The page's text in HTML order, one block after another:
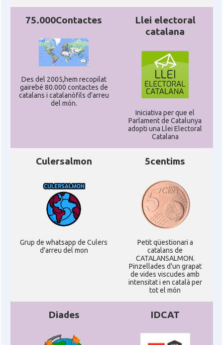
Consolat Consolat general a San Francisco
Consolat general a Washington
Ambaixada
Ambaixada espanyola a Estats Units
* + ambaixades i consolats
75.000Contactes
Des del 2005,hem recopilat
gairebé 80.000 contactes de
catalans i catalanòfils d'arreu
del món.
Llei electoral
catalana
Iniciativa per que el
Parlament de Catalunya
adopti una Llei Electoral
Catalana
Culersalmon
Grup de whatsapp de Culers
d'arreu del mon
5centims
Petit qüestionari a
catalans de
CATALANSALMON.
Pinzellades d'un grapat
de vides viscudes amb
intensitat i en català per
tot el món
Diades IDCAT